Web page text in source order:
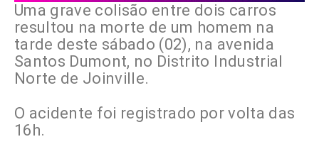
Uma grave colisão entre dois carros
resultou na morte de um homem na
tarde deste sábado (02), na avenida
Santos Dumont, no Distrito Industrial
Norte de Joinville.
O acidente foi registrado por volta das
16h.